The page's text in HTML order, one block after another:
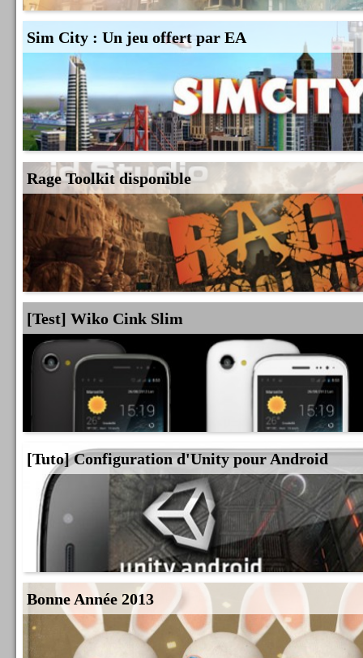
Sim City : Un jeu offert par EA
Rage Toolkit disponible
[Test] Wiko Cink Slim
[Tuto] Configuration d'Unity pour Android
Bonne Année 2013